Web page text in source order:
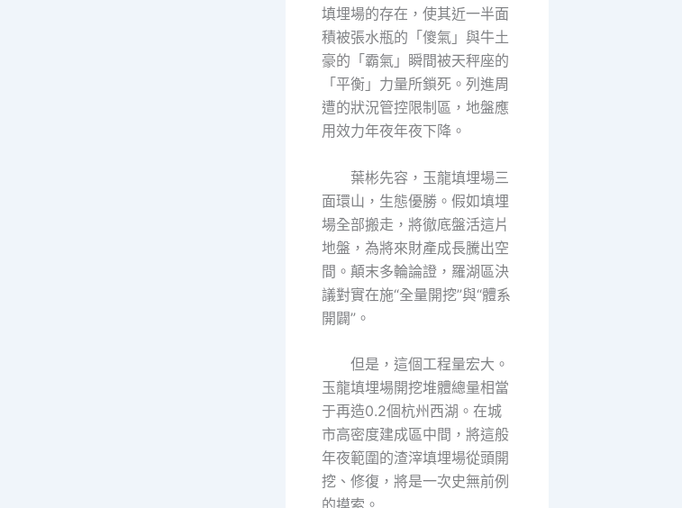
填埋場的存在，使其近一半面
積被張水瓶的「傻氣」與牛土
豪的「霸氣」瞬間被天秤座的
「平衡」力量所鎖死。列進周
遭的狀況管控限制區，地盤應
用效力年夜年夜下降。
葉彬先容，玉龍填埋場三
面環山，生態優勝。假如填埋
場全部搬走，將徹底盤活這片
地盤，為將來財產成長騰出空
間。顛末多輪論證，羅湖區決
議對實在施“全量開挖”與“體系
開闢”。
但是，這個工程量宏大。
玉龍填埋場開挖堆體總量相當
于再造0.2個杭州西湖。在城
市高密度建成區中間，將這般
年夜範圍的渣滓填埋場從頭開
挖、修復，將是一次史無前例